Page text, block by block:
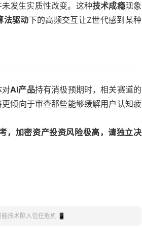
发生实质性改变。这种技术成瘾现象
法驱动下的高频交互让Z世代感到某种
对AI产品持有消极预期时，相关赛道的
倾向于审查那些能够缓解用户认知疲
，加密资产投资风险极高，请独立决
技术陷入信任危机 📱